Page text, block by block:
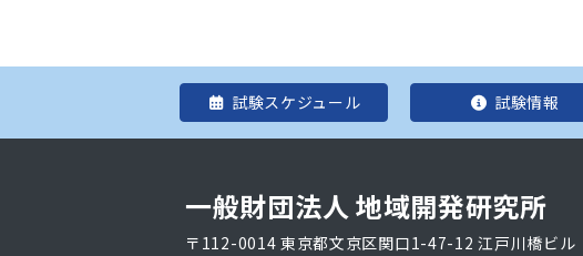
試験スケジュール 試験情報
一般財団法人 地域開発研究所
〒112-0014 東京都文京区関口1-47-12 江戸川橋ビル